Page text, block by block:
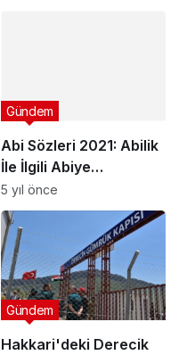
Abi Sözleri 2021: Abilik
İle İlgili Abiye
Söylenilebilecek En
Güzel Sözler
Gündem
5 yıl önce
Hakkari'deki Derecik
Gündem